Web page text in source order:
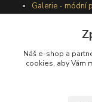
Galerie - módní
Podmínky užití
Obchodní
Náš e-shop a
cookies, aby Vám